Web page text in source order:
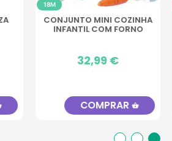
CONJUNTO MINI COZINHA
INFANTIL COM FORNO
32,99 €
COMPRAR shopping_basket